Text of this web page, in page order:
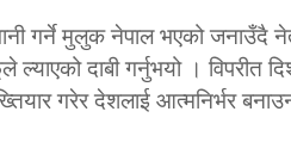
लगानी गर्ने मुलुक नेपाल भएको
दाबी गर्नुभयो । विपरीत
गरेर देशलाई आत्मनिर्भर